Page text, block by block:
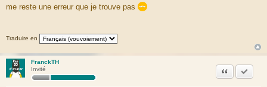
e
s
e
me reste une erreur que je trouve pas
Traduire en
FranckTH
Invité
Citation